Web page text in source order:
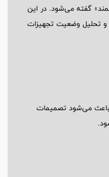
گفته می‌شود. در این
و تحلیل وضعیت تجهیزات
باعث می‌شود تصمیمات